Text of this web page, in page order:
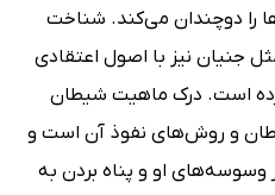
را دوچندان می‌کند. شناخت
جنیان نیز با اصول اعتقادی
است. درک ماهیت شیطان
و روش‌های نفوذ آن است و
وسوسه‌های او و پناه بردن به